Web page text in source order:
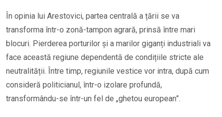
În opinia lui Arestovici, partea centrală a țării se va
transforma într-o zonă-tampon agrară, prinsă între mari
blocuri. Pierderea porturilor și a marilor giganți industriali va
face această regiune dependentă de condițiile stricte ale
neutralității. Între timp, regiunile vestice vor intra, după cum
consideră politicianul, într-o izolare profundă,
transformându-se într-un fel de „ghetou european”.